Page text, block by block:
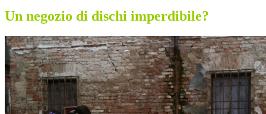
Un negozio di dischi imperdibile?